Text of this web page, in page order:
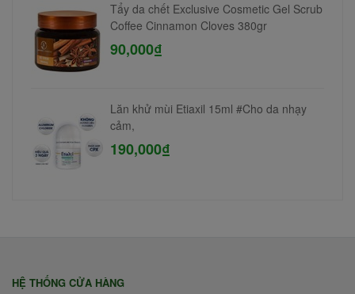
Tẩy da chết Exclusive Cosmetic Gel Scrub
Coffee Cinnamon Cloves 380gr
90,000₫
Lăn khử mùi Etiaxil 15ml #Cho da nhạy
cảm,
190,000₫
HỆ THỐNG CỬA HÀNG